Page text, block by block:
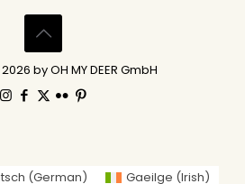
by OH MY DEER GmbH
(German) Gaeilge (Irish)